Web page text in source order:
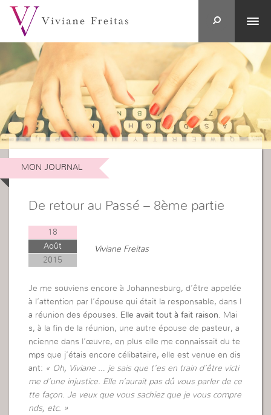
MON JOURNAL
De retour au Passé – 8ème partie
18
Août
2015
Viviane Freitas
Je me souviens encore à Johannesburg, d’être appelée
à l’attention par l’épouse qui était la responsable, dans l
a réunion des épouses. Elle avait tout à fait raison. Mai
s, à la fin de la réunion, une autre épouse de pasteur, a
ncienne dans l’œuvre, en plus elle me connaissait du te
mps que j’étais encore célibataire, elle est venue en dis
ant: « Oh, Viviane … je sais que t’es en train d’être victi
me d’une injustice. Elle n’aurait pas dû vous parler de ce
tte façon. Je veux que vous sachiez que je vous compre
nds, etc. »